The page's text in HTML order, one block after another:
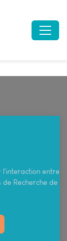
l'interaction entre
Recherche de